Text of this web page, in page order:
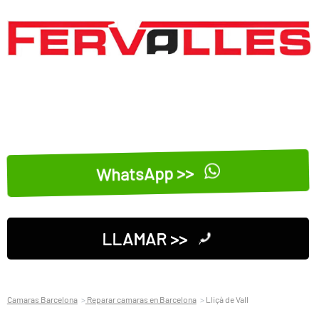
WhatsApp >>
LLAMAR >>
Camaras Barcelona Reparar camaras en Barcelona Lliçà de Vall